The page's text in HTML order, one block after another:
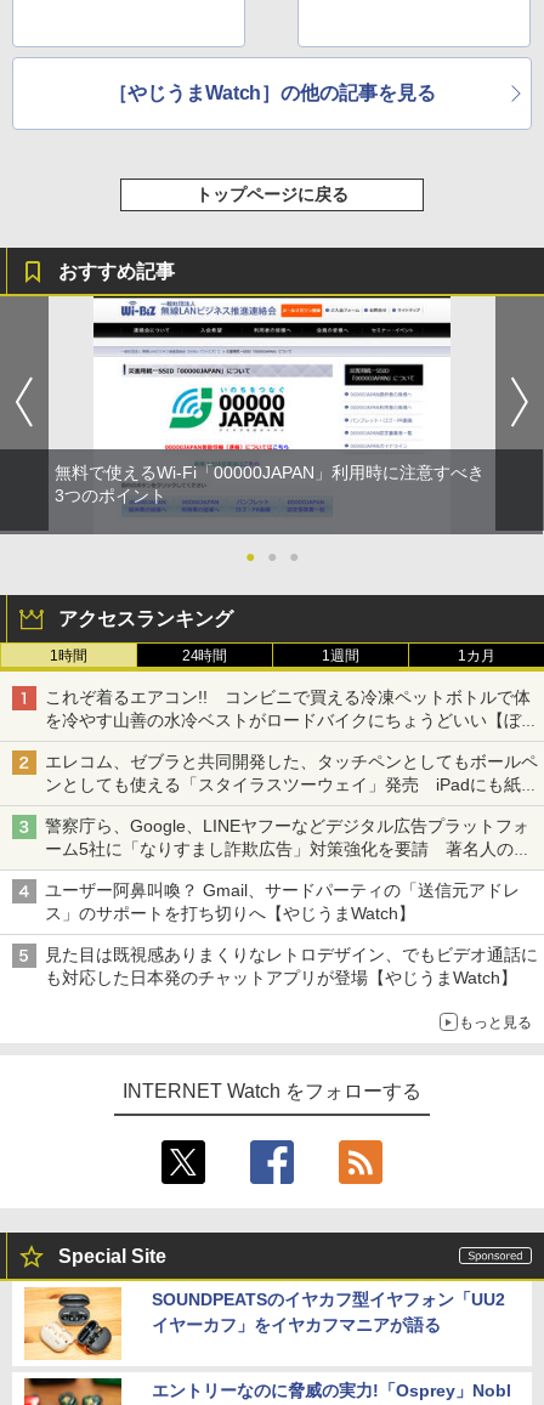
［やじうまWatch］の他の記事を見る
トップページに戻る
おすすめ記事
無料で使えるWi-Fi「00000JAPAN」利用時に注意すべき
3つのポイント
● ● ●
アクセスランキング
1時間 24時間 1週間 1カ月
これぞ着るエアコン!! コンビニで買える冷凍ペットボトルで体
を冷やす山善の水冷ベストがロードバイクにちょうどいい【ぼっ
ち・ざ・ろーど！その14】【空いた時間でなにしてる？】
エレコム、ゼブラと共同開発した、タッチペンとしてもボールペ
ンとしても使える「スタイラスツーウェイ」発売 iPadにも紙に
も、持ち替えずに書き込める
警察庁ら、Google、LINEヤフーなどデジタル広告プラットフォ
ーム5社に「なりすまし詐欺広告」対策強化を要請 著名人の写
真や映像を使った投資詐欺などへの対策として
ユーザー阿鼻叫喚？ Gmail、サードパーティの「送信元アドレ
ス」のサポートを打ち切りへ【やじうまWatch】
見た目は既視感ありまくりなレトロデザイン、でもビデオ通話に
も対応した日本発のチャットアプリが登場【やじうまWatch】
もっと見る
INTERNET Watch をフォローする
Special Site
SOUNDPEATSのイヤカフ型イヤフォン「UU2
イヤーカフ」をイヤカフマニアが語る
エントリーなのに脅威の実力!「Osprey」Nobl